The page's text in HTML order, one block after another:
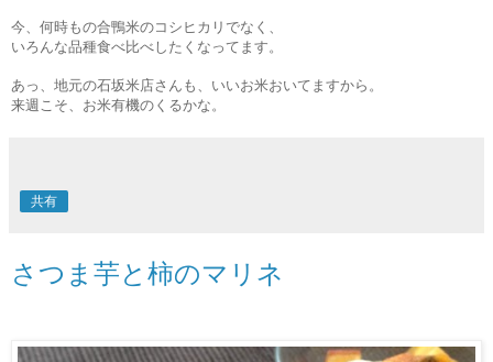
今、何時もの合鴨米のコシヒカリでなく、
いろんな品種食べ比べしたくなってます。
あっ、地元の石坂米店さんも、いいお米おいてますから。
来週こそ、お米有機のくるかな。
共有
さつま芋と柿のマリネ